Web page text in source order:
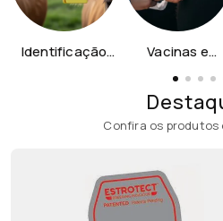
Identificação
Vacinas e
Confira os produtos